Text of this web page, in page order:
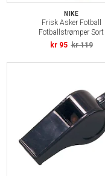
NIKE
Frisk Asker Fotball
Fotballstrømper Sort
kr 95 kr 119